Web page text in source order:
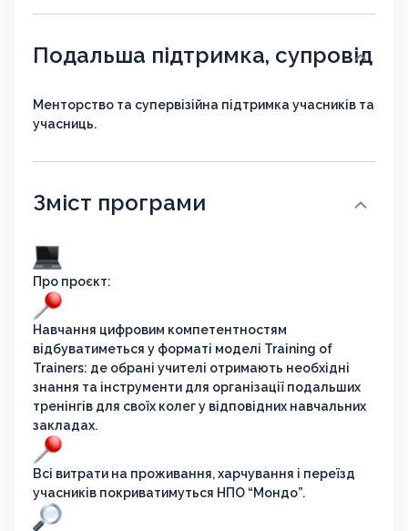
Подальша підтримка, супровід
Менторство та супервізійна підтримка учасників та
учасниць.
Зміст програми
Про проєкт:
Навчання цифровим компетентностям
відбуватиметься у форматі моделі Training of
Trainers: де обрані учителі отримають необхідні
знання та інструменти для організації подальших
тренінгів для своїх колег у відповідних навчальних
закладах.
Всі витрати на проживання, харчування і переїзд
учасників покриватимуться НПО “Мондо”.